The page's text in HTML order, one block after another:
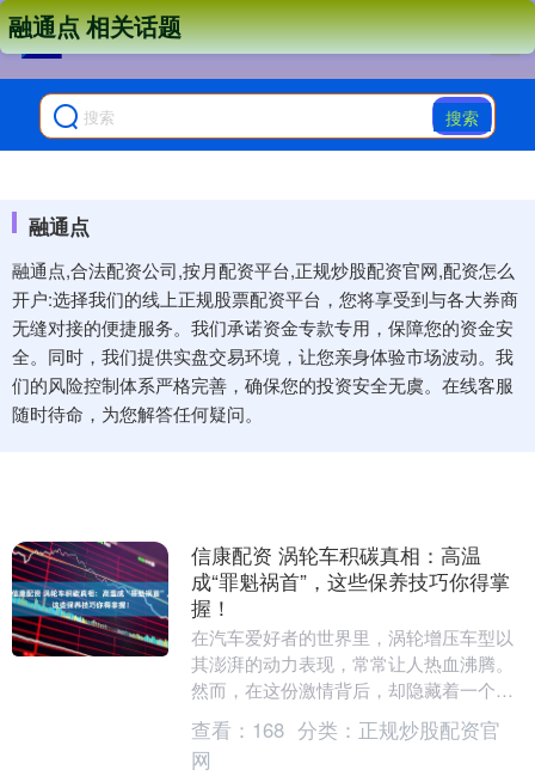
搜索
融通点
融通点,合法配资公司,按月配资平台,正规炒股配资官网,配资怎么
开户:选择我们的线上正规股票配资平台，您将享受到与各大券商
无缝对接的便捷服务。我们承诺资金专款专用，保障您的资金安
全。同时，我们提供实盘交易环境，让您亲身体验市场波动。我
们的风险控制体系严格完善，确保您的投资安全无虞。在线客服
随时待命，为您解答任何疑问。
融通点 相关话题
信康配资 涡轮车积碳真相：高温
成“罪魁祸首”，这些保养技巧你得掌
握！
在汽车爱好者的世界里，涡轮增压车型以
其澎湃的动力表现，常常让人热血沸腾。
然而，在这份激情背后，却隐藏着一个不
为人知的秘密——积碳问题。网络上关于
涡轮车是否比自然....
查看： 168 分类： 正规炒股配资官
网